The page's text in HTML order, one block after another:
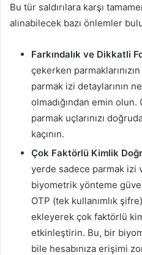
Bu tür saldırılara karşı
alınabilecek bazı önlemler
Farkındalık ve Dikkatli
çekerken
parmak izi detaylarının
olmadığından emin
parmak uçlarınızı
kaçının.
Çok Faktörlü Kimlik
yerde sadece parmak izi
biyometrik yönteme
OTP (tek kullanımlık
ekleyerek çok faktörlü
etkinleştirin. Bu, bir
bile hesabınıza erişimi